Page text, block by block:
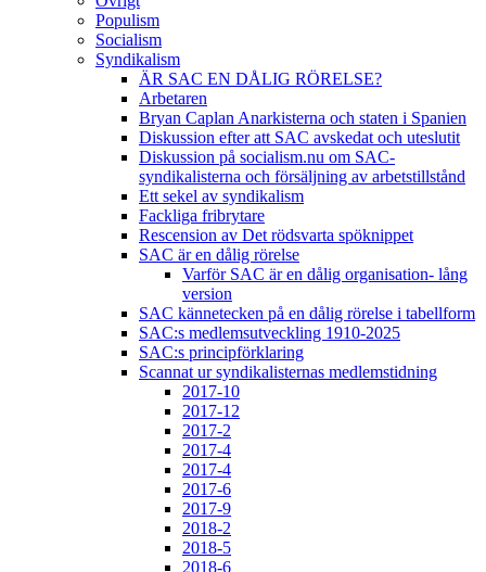
Populism
Socialism
Syndikalism
ÄR SAC EN DÅLIG RÖRELSE?
Arbetaren
Bryan Caplan Anarkisterna och staten i Spanien
Diskussion efter att SAC avskedat och uteslutit
Diskussion på socialism.nu om SAC-
syndikalisterna och försäljning av arbetstillstånd
Ett sekel av syndikalism
Fackliga fribrytare
Rescension av Det rödsvarta spöknippet
SAC är en dålig rörelse
Varför SAC är en dålig organisation- lång
version
SAC kännetecken på en dålig rörelse i tabellform
SAC:s medlemsutveckling 1910-2025
SAC:s principförklaring
Scannat ur syndikalisternas medlemstidning
2017-10
2017-12
2017-2
2017-4
2017-4
2017-6
2017-9
2018-2
2018-5
2018-6